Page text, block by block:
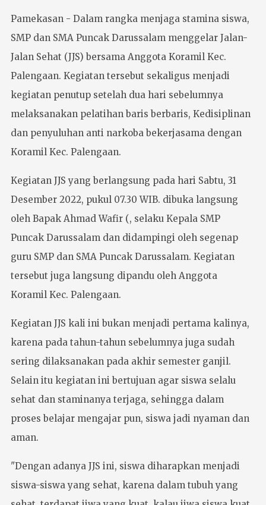
Pamekasan - Dalam rangka menjaga stamina siswa,
SMP dan SMA Puncak Darussalam menggelar Jalan-
Jalan Sehat (JJS) bersama Anggota Koramil Kec.
Palengaan. Kegiatan tersebut sekaligus menjadi
kegiatan penutup setelah dua hari sebelumnya
melaksanakan pelatihan baris berbaris, Kedisiplinan
dan penyuluhan anti narkoba bekerjasama dengan
Koramil Kec. Palengaan.
Kegiatan JJS yang berlangsung pada hari Sabtu, 31
Desember 2022, pukul 07.30 WIB. dibuka langsung
oleh Bapak Ahmad Wafir (, selaku Kepala SMP
Puncak Darussalam dan didampingi oleh segenap
guru SMP dan SMA Puncak Darussalam. Kegiatan
tersebut juga langsung dipandu oleh Anggota
Koramil Kec. Palengaan.
Kegiatan JJS kali ini bukan menjadi pertama kalinya,
karena pada tahun-tahun sebelumnya juga sudah
sering dilaksanakan pada akhir semester ganjil.
Selain itu kegiatan ini bertujuan agar siswa selalu
sehat dan staminanya terjaga, sehingga dalam
proses belajar mengajar pun, siswa jadi nyaman dan
aman.
"Dengan adanya JJS ini, siswa diharapkan menjadi
siswa-siswa yang sehat, karena dalam tubuh yang